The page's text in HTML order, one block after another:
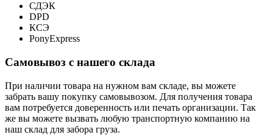
СДЭК
DPD
КСЭ
PonyExpress
Самовывоз с нашего склада
При наличии товара на нужном вам складе, вы можете
забрать вашу покупку самовывозом. Для получения товара
вам потребуется доверенность или печать организации. Так
же вы можете вызвать любую транспортную компанию на
наш склад для забора груза.